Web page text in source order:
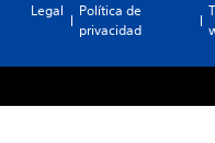
Legal
Política de
privacidad